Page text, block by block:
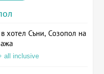
хотел Съни, Созопол на
all inclusive